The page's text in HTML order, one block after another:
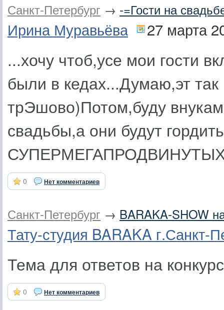
Санкт-Петербург → -=Гости на
Ирина Муравьёва 27 марта
...хочу чтоб,усе мои гости
были в кедах...Думаю,эт
трЭшово)Потом,буду
свадьбы,а они будут
СУПЕРМЕГАПРОДВИНУТЫХ
0 Нет комментариев
Санкт-Петербург → BARAKA-SHOW
Тату-студия BARAKA г.Санкт-
Тема для ответов на
0 Нет комментариев